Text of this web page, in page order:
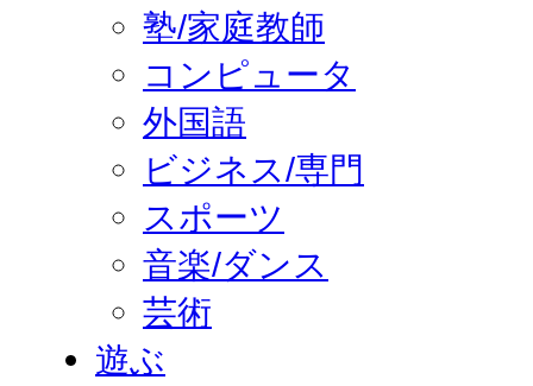
塾/家庭教師
コンピュータ
外国語
ビジネス/専門
スポーツ
音楽/ダンス
芸術
遊ぶ